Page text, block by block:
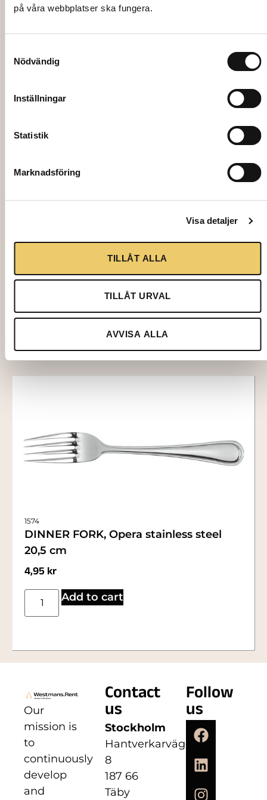
på våra webbplatser ska fungera.
Nödvändig
Inställningar
Statistik
Marknadsföring
Visa detaljer
TILLÅT ALLA
TILLÅT URVAL
AVVISA ALLA
Add to cart
DINNER KNIFE, Opera stainless steel
4,95kr
1574
DINNER FORK, Opera stainless steel
20,5 cm
4,95 kr
Add to cart
Our
mission is
to
continuously
develop
and
Contact
us
Stockholm
Hantverkarvägen
8
187 66
Täby
Follow
us